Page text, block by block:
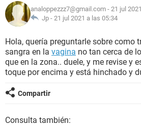
NUTRICIÓN
BIENESTAR
SEXUALIDAD
GLOSARIO
analoppezzz7@gmail.com - 21 jul
Jp - 21 jul 2021 a las 05:34
Hola, quería preguntarle sobre como
sangra en la vagina no tan cerca de
que en la zona.. duele, y me revise y
toque por encima y está hinchado y
Compartir
Consulta también: